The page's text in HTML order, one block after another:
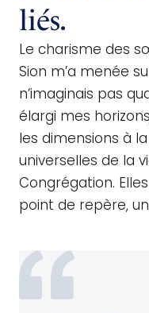
liés.
Le charisme des
Sion m’a menée
n’imaginais pas
élargi mes
les dimensions à
universelles de la
Congrégation.
point de repère,